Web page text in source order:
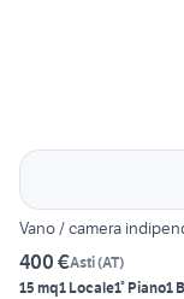
Vano / camera
400 €Asti(AT)
15 mq1 Locale1° Piano1